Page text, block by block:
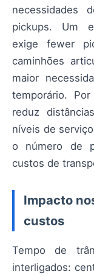
necessidades
pickups. Um
exige fewer
caminhões
maior
temporário.
reduz
níveis de
o número de
custos de
Impacto
custos
Tempo de
interligados: